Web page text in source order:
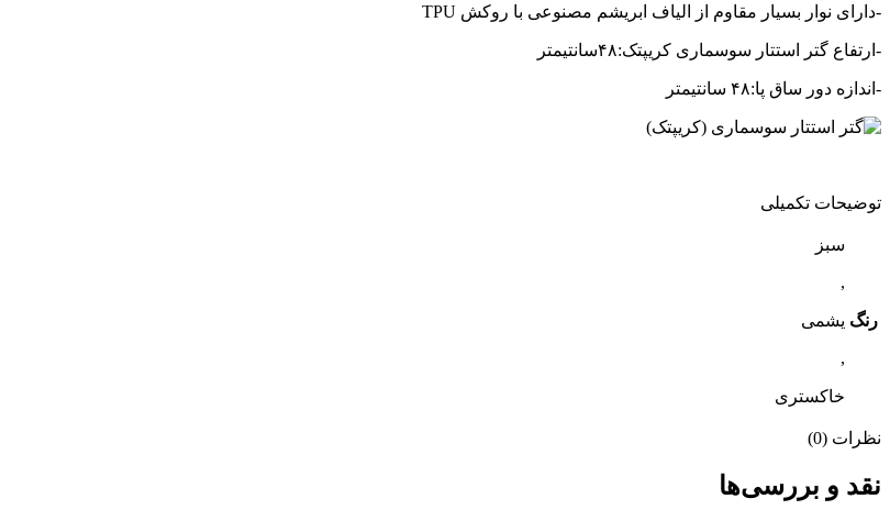
-دارای نوار بسیار مقاوم از الیاف ابریشم مصنوعی با روکش TPU
-ارتفاع گتر استتار سوسماری کریپتک:۴۸سانتیمتر
-اندازه دور ساق پا:۴۸ سانتیمتر
توضیحات تکمیلی
رنگ
سبز
,
یشمی
,
خاکستری
نظرات (0)
نقد و بررسی‌ها